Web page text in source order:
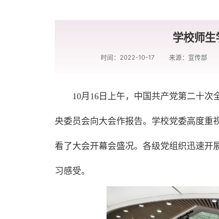
学校师
时间：2022-10-17 来源：宣传部
10月16日上午，中国共产党第二十
央委员会向大会作报告。学校党委高度重
看了大会开幕会盛况。各级党组织迅速开
习感受。